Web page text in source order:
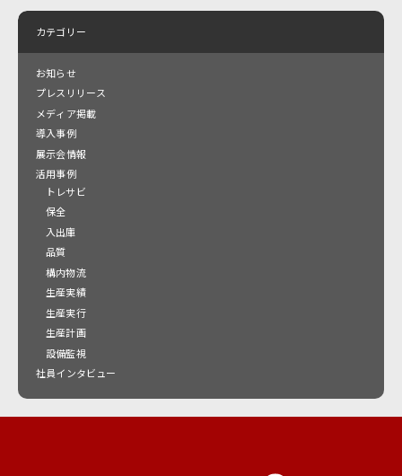
カテゴリー
お知らせ
プレスリリース
メディア掲載
導入事例
展示会情報
活用事例
トレサビ
保全
入出庫
品質
構内物流
生産実績
生産実行
生産計画
設備監視
社員インタビュー